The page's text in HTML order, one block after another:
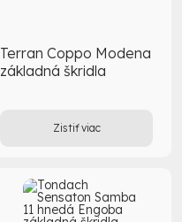
Terran Coppo Modena
základná škridla
Zistiť viac